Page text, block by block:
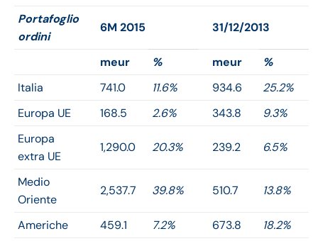
Portafoglio
ordini
6M 2015 31/12/2013
meur % meur
%
Italia
741.0 11.6% 934.6
25.2%
Europa UE
168.5 2.6% 343.8
9.3%
Europa
extra UE
1,290.0 20.3% 239.2 6.5%
Medio
Oriente
2,537.7 39.8% 510.7 13.8%
Americhe 459.1 7.2% 673.8
18.2%